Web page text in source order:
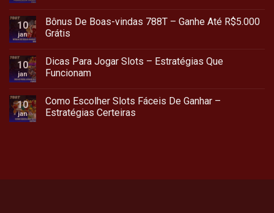
10
jan
Bônus De Boas-vindas 788T – Ganhe Até R$5.000
Grátis
10
jan
Dicas Para Jogar Slots – Estratégias Que
Funcionam
10
jan
Como Escolher Slots Fáceis De Ganhar –
Estratégias Certeiras